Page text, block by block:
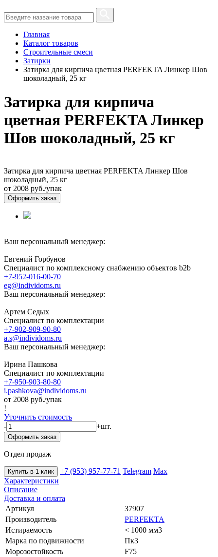
Главная
Каталог товаров
Строительные смеси
Затирки
Затирка для кирпича цветная PERFEKTA Линкер Шов
шоколадный, 25 кг
Затирка для кирпича
цветная PERFEKTA Линкер
Шов шоколадный, 25 кг
Затирка для кирпича цветная PERFEKTA Линкер Шов
шоколадный, 25 кг
от 2008 руб./упак
Оформить заказ
Ваш персональный менеджер:
Евгений Горбунов
Специалист по комплексному снабжению объектов b2b
+7-952-016-00-70
eg@individoms.ru
Ваш персональный менеджер:
Артем Седых
Специалист по комплектации
+7-902-909-90-80
a.s@individoms.ru
Ваш персональный менеджер:
Ирина Пашкова
Специалист по комплектации
+7-950-903-80-80
i.pashkova@individoms.ru
от 2008 руб./упак
!
Уточнить стоимость
-
+шт.
Оформить заказ
Отдел продаж
Купить в 1 клик +7 (953) 957-77-71 Telegram Max
Характеристики
Описание
Доставка и оплата
Артикул
37907
Производитель
PERFEKTA
Истираемость
< 1000 мм3
Марка по подвижности
Пк3
Морозостойкость
F75